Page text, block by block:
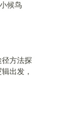
候鸟
径方法探
出发，